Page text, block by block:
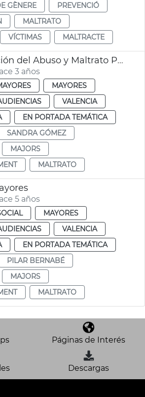
GÈNERE
PREVENCIÓ
MALTRATO
VÍCTIMAS MALTRACTE
Concienciación del Abuso y Maltrato Personas Mayores
3 años
MAYORES
VALENCIA
EN PORTADA TEMÁTICA
SANDRA GÓMEZ
MAJORS
MALTRATO
5 años
MAYORES
VALENCIA
EN PORTADA TEMÁTICA
PILAR BERNABÉ
MAJORS
MALTRATO
Páginas de Interés
Descargas